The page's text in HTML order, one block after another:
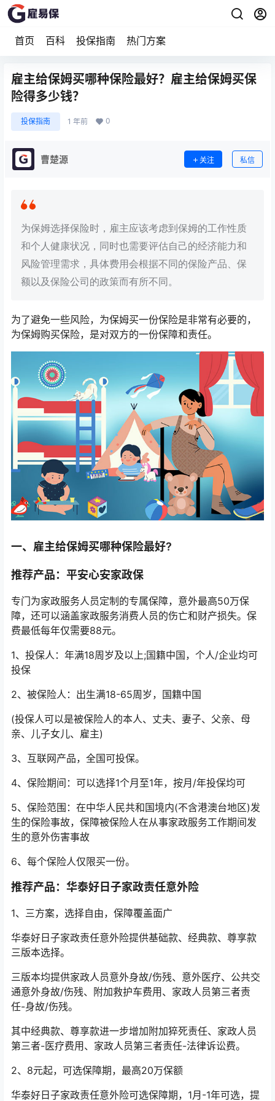
首页 百科 投保指南 热门方案
雇主给保姆买哪种保险最好？雇主给保姆买保
险得多少钱？
投保指南 1 年前 0
曹楚源 关注 私信
为保姆选择保险时，雇主应该考虑到保姆的工作性质
和个人健康状况，同时也需要评估自己的经济能力和
风险管理需求，具体费用会根据不同的保险产品、保
额以及保险公司的政策而有所不同。
为了避免一些风险，为保姆买一份保险是非常有必要的，
为保姆购买保险，是对双方的一份保障和责任。
一、雇主给保姆买哪种保险最好?
推荐产品：平安心安家政保
专门为家政服务人员定制的专属保障，意外最高50万保
障，还可以涵盖家政服务消费人员的伤亡和财产损失。保
费最低每年仅需要88元。
1、投保人：年满18周岁及以上;国籍中国，个人/企业均可
投保
2、被保险人：出生满18-65周岁，国籍中国
(投保人可以是被保险人的本人、丈夫、妻子、父亲、母
亲、儿子女儿、雇主)
3、互联网产品，全国可投保。
4、保险期间：可以选择1个月至1年，按月/年投保均可
5、保险范围：在中华人民共和国境内(不含港澳台地区)发
生的保险事故，保障被保险人在从事家政服务工作期间发
生的意外伤害事故
6、每个保险人仅限买一份。
推荐产品：华泰好日子家政责任意外险
1、三方案，选择自由，保障覆盖面广
华泰好日子家政责任意外险提供基础款、经典款、尊享款
三版本选择。
三版本均提供家政人员意外身故/伤残、意外医疗、公共交
通意外身故/伤残、附加救护车费用、家政人员第三者责
任-身故/伤残。
其中经典款、尊享款进一步增加附加猝死责任、家政人员
第三者-医疗费用、家政人员第三者责任-法律诉讼费。
2、8元起，可选保障期，最高20万保额
华泰好日子家政责任意外险可选保障期，1月-1年可选，提